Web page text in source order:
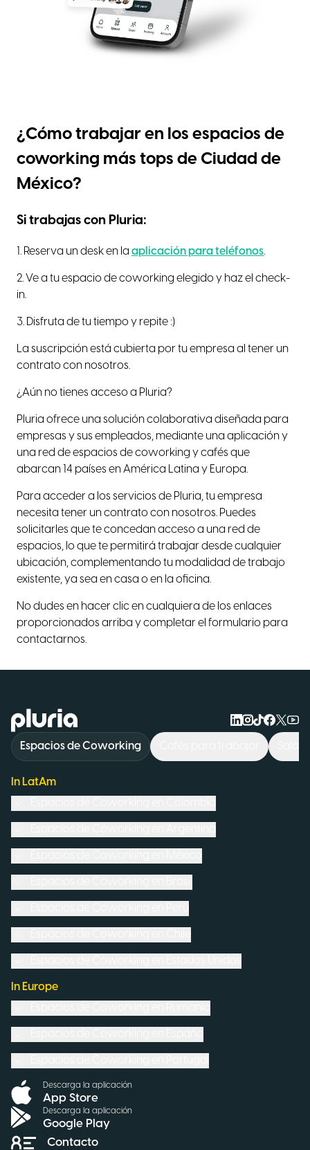
¿Cómo trabajar en los espacios de
coworking más tops de Ciudad de
México?
Si trabajas con Pluria:
1. Reserva un desk en la aplicación para teléfonos.
2. Ve a tu espacio de coworking elegido y haz el check-
in.
3. Disfruta de tu tiempo y repite :)
La suscripción está cubierta por tu empresa al tener un
contrato con nosotros.
¿Aún no tienes acceso a Pluria?
Pluria ofrece una solución colaborativa diseñada para
empresas y sus empleados, mediante una aplicación y
una red de espacios de coworking y cafés que
abarcan 14 países en América Latina y Europa.
Para acceder a los servicios de Pluria, tu empresa
necesita tener un contrato con nosotros. Puedes
solicitarles que te concedan acceso a una red de
espacios, lo que te permitirá trabajar desde cualquier
ubicación, complementando tu modalidad de trabajo
existente, ya sea en casa o en la oficina.
No dudes en hacer clic en cualquiera de los enlaces
proporcionados arriba y completar el formulario para
contactarnos.
Logo Pluria
Espacios de Coworking
In LatAm
In Europe
Descarga la aplicación
App Store
Descarga la aplicación
Google Play
Contacto